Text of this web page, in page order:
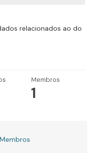
relacionados ao do
Membros
1
Membros